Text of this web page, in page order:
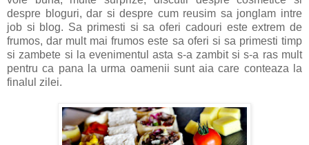
despre bloguri, dar si despre cum reusim sa jonglam intre
job si blog. Sa primesti si sa oferi cadouri este extrem de
frumos, dar mult mai frumos este sa oferi si sa primesti timp
si zambete si la evenimentul asta s-a zambit si s-a ras mult
pentru ca pana la urma oamenii sunt aia care conteaza la
finalul zilei.